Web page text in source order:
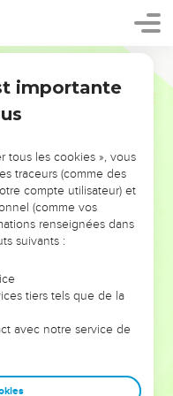
!
VOUS ÉVITER LES
les doutes, les erreurs
alors même que ce
et responsables
afin que leurs erreurs
importante
tous les cookies », vous
traceurs (comme des
compte utilisateur) et
(comme vos
renseignées dans
suivants :
tiers tels que de la
avec notre service de